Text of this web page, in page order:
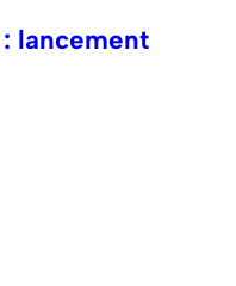
lancement